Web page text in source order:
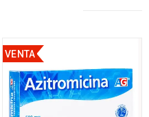
VENTA